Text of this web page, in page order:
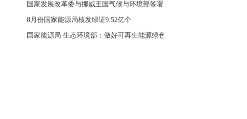
国家发展改革委与挪威王国气候与环境部签署绿色低碳发展合作谅解备忘
8月份国家能源局核发绿证9.52亿个
国家能源局 生态环境部：做好可再生能源绿色电力证书与自愿减排市场